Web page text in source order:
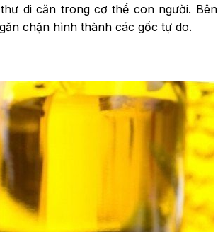
di căn trong cơ thể con người. Bên
chặn hình thành các gốc tự do.